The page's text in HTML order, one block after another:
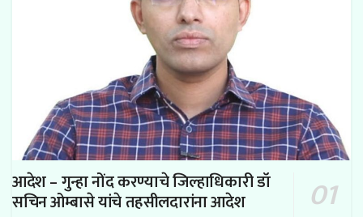
आदेश – गुन्हा नोंद करण्याचे जिल्हाधिकारी डॉ
सचिन ओम्बासे यांचे तहसीलदारांना आदेश